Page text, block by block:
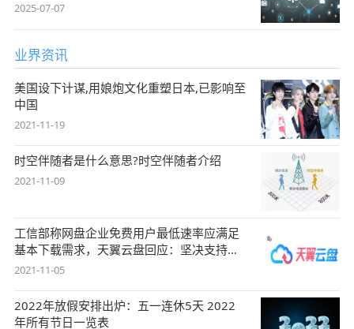
2025-07-07
业界资讯
美国设下计谋,用娘炮文化重塑日本,已影响至
中国
2021-11-19
时空伴随者是什么意思?时空伴随者介绍
2021-11-09
工信部称网盘企业免费用户最低速率应满足
基本下载需求，天翼云盘回应：坚决支持，
始终
2021-11-05
2022年放假安排出炉：五一连休5天 2022
年所有节日一览表